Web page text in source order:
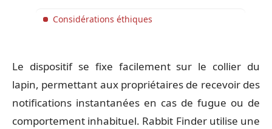
Considérations éthiques
Le dispositif se fixe facilement sur le collier du
lapin, permettant aux propriétaires de recevoir des
notifications instantanées en cas de fugue ou de
comportement inhabituel. Rabbit Finder utilise une